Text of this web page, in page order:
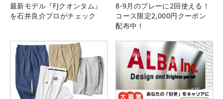
最新モデル『FJクオンタム』
を石井良介プロがチェック
8-9月のプレーに2回使える！
コース限定2,000円クーポン
配布中！